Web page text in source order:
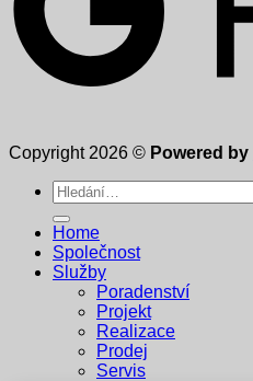
Copyright 2026 © Powered by
Hledat:
Home
Společnost
Služby
Poradenství
Projekt
Realizace
Prodej
Servis